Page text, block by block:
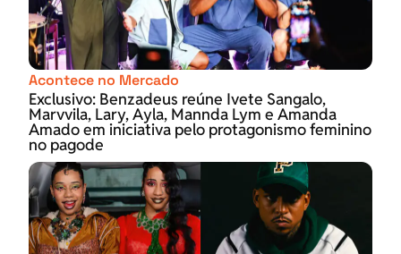
Acontece no Mercado
Exclusivo: Benzadeus reúne Ivete Sangalo,
Marvvila, Lary, Ayla, Mannda Lym e Amanda
Amado em iniciativa pelo protagonismo feminino
no pagode